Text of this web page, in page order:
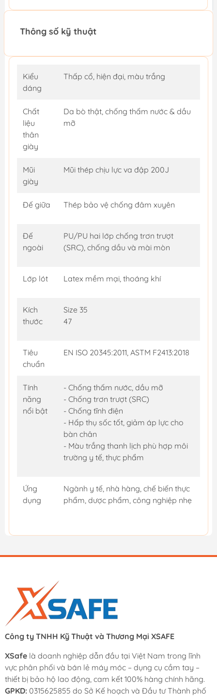
Thông số kỹ thuật
Kiểu
dáng
Thấp cổ, hiện đại, màu trắng
Chất
liệu
thân
giày
Da bò thật, chống thấm nước & dầu
mỡ
Mũi
giày
Mũi thép chịu lực va đập 200J
Đế giữa Thép bảo vệ chống đâm xuyên
Đế
ngoài
PU/PU hai lớp chống trơn trượt
(SRC), chống dầu và mài mòn
Lớp lót Latex mềm mại, thoáng khí
Kích
thước
Size 35
47
Tiêu
chuẩn
EN ISO 20345:2011, ASTM F2413:2018
Tính
năng
nổi bật
- Chống thấm nước, dầu mỡ
- Chống trơn trượt (SRC)
- Chống tĩnh điện
- Hấp thụ sốc tốt, giảm áp lực cho
bàn chân
- Màu trắng thanh lịch phù hợp môi
trường y tế, thực phẩm
Ứng
dụng
Ngành y tế, nhà hàng, chế biến thực
phẩm, dược phẩm, công nghiệp nhẹ
Công ty TNHH Kỹ Thuật và Thương Mại XSAFE
XSafe là doanh nghiệp dẫn đầu tại Việt Nam trong lĩnh
vực phân phối và bán lẻ máy móc – dụng cụ cầm tay –
thiết bị bảo hộ lao động, cam kết 100% hàng chính hãng.
GPKD: 0315625855 do Sở Kế hoạch và Đầu tư Thành phố